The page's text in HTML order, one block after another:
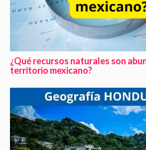
¿Qué recursos naturales son
territorio mexicano?